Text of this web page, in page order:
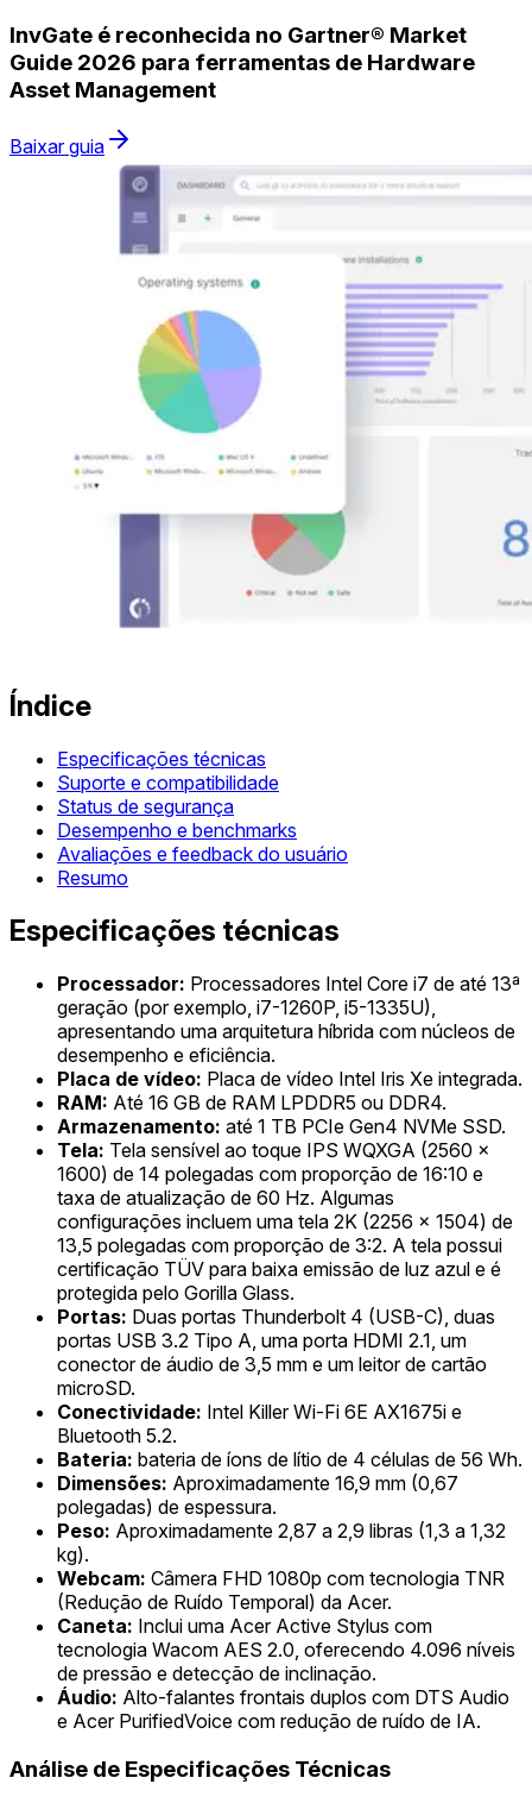
InvGate é reconhecida no Gartner® Market
Guide 2026 para ferramentas de Hardware
Asset Management
Baixar guia
Índice
Especificações técnicas
Suporte e compatibilidade
Status de segurança
Desempenho e benchmarks
Avaliações e feedback do usuário
Resumo
Especificações técnicas
Processador: Processadores Intel Core i7 de até 13ª
geração (por exemplo, i7-1260P, i5-1335U),
apresentando uma arquitetura híbrida com núcleos de
desempenho e eficiência.
Placa de vídeo: Placa de vídeo Intel Iris Xe integrada.
RAM: Até 16 GB de RAM LPDDR5 ou DDR4.
Armazenamento: até 1 TB PCIe Gen4 NVMe SSD.
Tela: Tela sensível ao toque IPS WQXGA (2560 x
1600) de 14 polegadas com proporção de 16:10 e
taxa de atualização de 60 Hz. Algumas
configurações incluem uma tela 2K (2256 x 1504) de
13,5 polegadas com proporção de 3:2. A tela possui
certificação TÜV para baixa emissão de luz azul e é
protegida pelo Gorilla Glass.
Portas: Duas portas Thunderbolt 4 (USB-C), duas
portas USB 3.2 Tipo A, uma porta HDMI 2.1, um
conector de áudio de 3,5 mm e um leitor de cartão
microSD.
Conectividade: Intel Killer Wi-Fi 6E AX1675i e
Bluetooth 5.2.
Bateria: bateria de íons de lítio de 4 células de 56 Wh.
Dimensões: Aproximadamente 16,9 mm (0,67
polegadas) de espessura.
Peso: Aproximadamente 2,87 a 2,9 libras (1,3 a 1,32
kg).
Webcam: Câmera FHD 1080p com tecnologia TNR
(Redução de Ruído Temporal) da Acer.
Caneta: Inclui uma Acer Active Stylus com
tecnologia Wacom AES 2.0, oferecendo 4.096 níveis
de pressão e detecção de inclinação.
Áudio: Alto-falantes frontais duplos com DTS Audio
e Acer PurifiedVoice com redução de ruído de IA.
Análise de Especificações Técnicas